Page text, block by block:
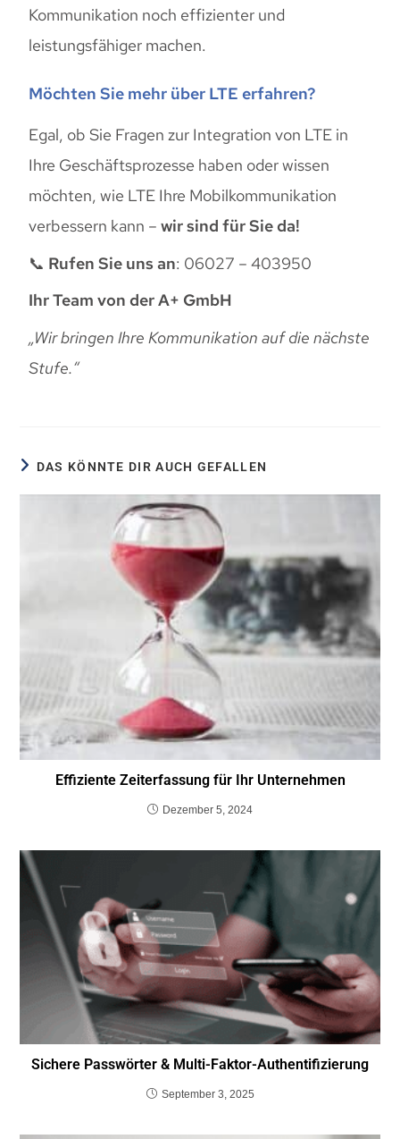
Kommunikation noch effizienter und
leistungsfähiger machen.
Möchten Sie mehr über LTE erfahren?
Egal, ob Sie Fragen zur Integration von LTE in
Ihre Geschäftsprozesse haben oder wissen
möchten, wie LTE Ihre Mobilkommunikation
verbessern kann –wir sind für Sie da!
📞 Rufen Sie uns an: 06027 – 403950
Ihr Team von der A+ GmbH
„Wir bringen Ihre Kommunikation auf die nächste
Stufe.“
DAS KÖNNTE DIR AUCH GEFALLEN
Effiziente Zeiterfassung für Ihr Unternehmen
Dezember 5, 2024
Sichere Passwörter & Multi-Faktor-Authentifizierung
September 3, 2025